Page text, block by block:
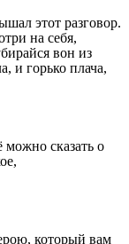
этот разговор.
на себя,
вон из
и горько плача,
сказать о
который вам